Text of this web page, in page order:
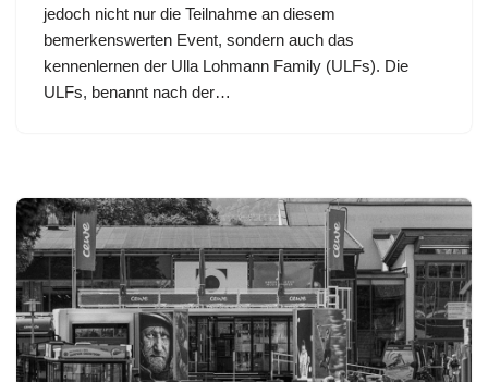
jedoch nicht nur die Teilnahme an diesem
bemerkenswerten Event, sondern auch das
kennenlernen der Ulla Lohmann Family (ULFs). Die
ULFs, benannt nach der…